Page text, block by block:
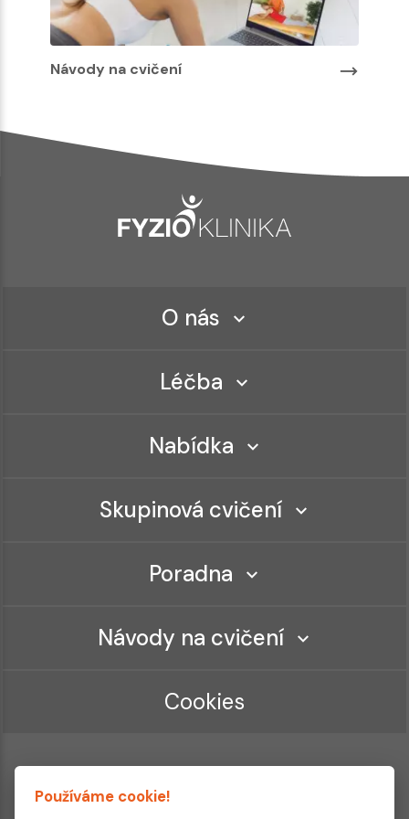
Návody na cvičení
O nás
Léčba
Nabídka
Skupinová cvičení
Poradna
Návody na cvičení
Cookies
Používáme cookie!